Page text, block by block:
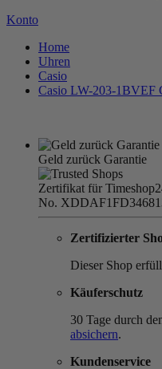
Konto
Home
Uhren
Casio
Casio LW-203-1BVEF
Geld zurück Garantie
Zertifikat für
No.
Zertifizierter
Dieser Shop
Käuferschutz
30 Tage durch
absichern.
Kundenservice